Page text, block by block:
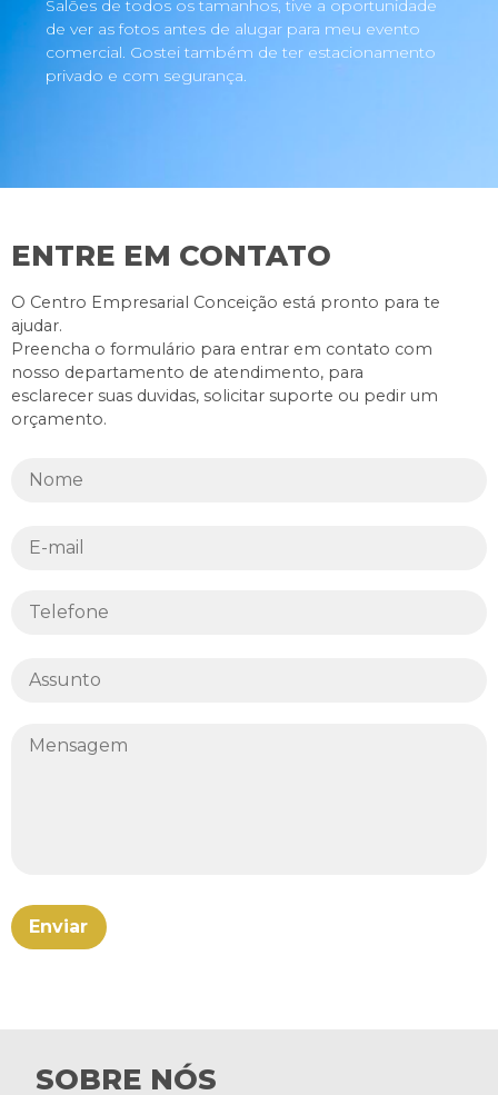
Salões de todos os tamanhos, tive a oportunidade
de ver as fotos antes de alugar para meu evento
comercial. Gostei também de ter estacionamento
privado e com segurança.
ENTRE EM CONTATO
O Centro Empresarial Conceição está pronto para te
ajudar.
Preencha o formulário para entrar em contato com
nosso departamento de atendimento, para
esclarecer suas duvidas, solicitar suporte ou pedir um
orçamento.
SOBRE NÓS